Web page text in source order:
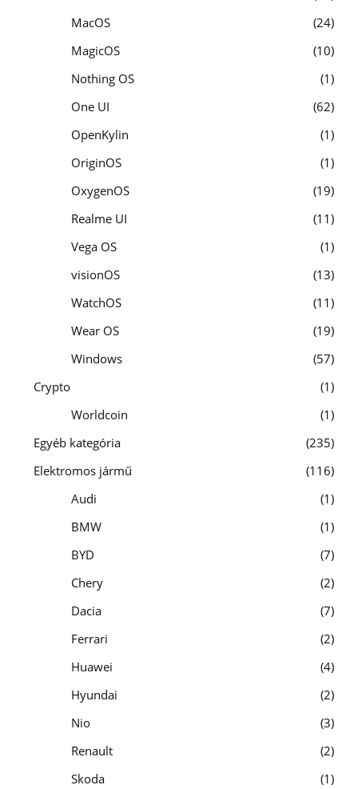
MacOS
24
MagicOS
10
Nothing OS
1
One UI
62
OpenKylin
1
OriginOS
1
OxygenOS
19
Realme UI
11
Vega OS
1
visionOS
13
WatchOS
11
Wear OS
19
Windows
57
Crypto
1
Worldcoin
1
Egyéb kategória
235
Elektromos jármű
116
Audi
1
BMW
1
BYD
7
Chery
2
Dacia
7
Ferrari
2
Huawei
4
Hyundai
2
Nio
3
Renault
2
Skoda
1